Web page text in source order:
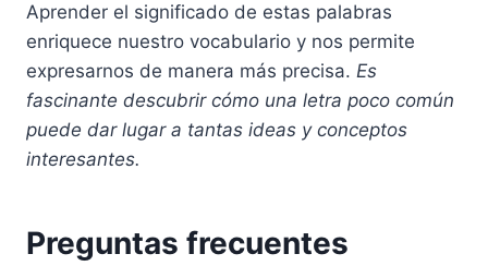
Aprender el significado de estas palabras
enriquece nuestro vocabulario y nos permite
expresarnos de manera más precisa. Es
fascinante descubrir cómo una letra poco común
puede dar lugar a tantas ideas y conceptos
interesantes.
Preguntas frecuentes